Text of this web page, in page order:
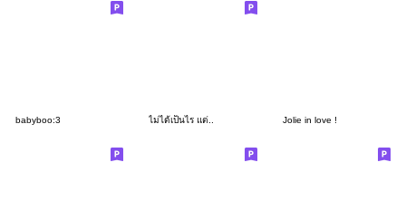
babyboo:3 ไม่ได้เป็นไร แต่.. Jolie in love !